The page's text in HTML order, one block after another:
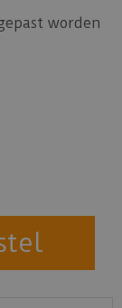
worden